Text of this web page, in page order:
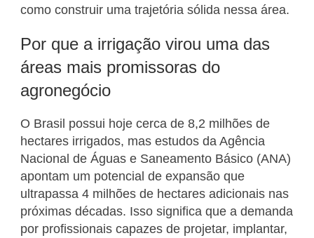
como construir uma trajetória sólida nessa área.
Por que a irrigação virou uma das
áreas mais promissoras do
agronegócio
O Brasil possui hoje cerca de 8,2 milhões de
hectares irrigados, mas estudos da Agência
Nacional de Águas e Saneamento Básico (ANA)
apontam um potencial de expansão que
ultrapassa 4 milhões de hectares adicionais nas
próximas décadas. Isso significa que a demanda
por profissionais capazes de projetar, implantar,